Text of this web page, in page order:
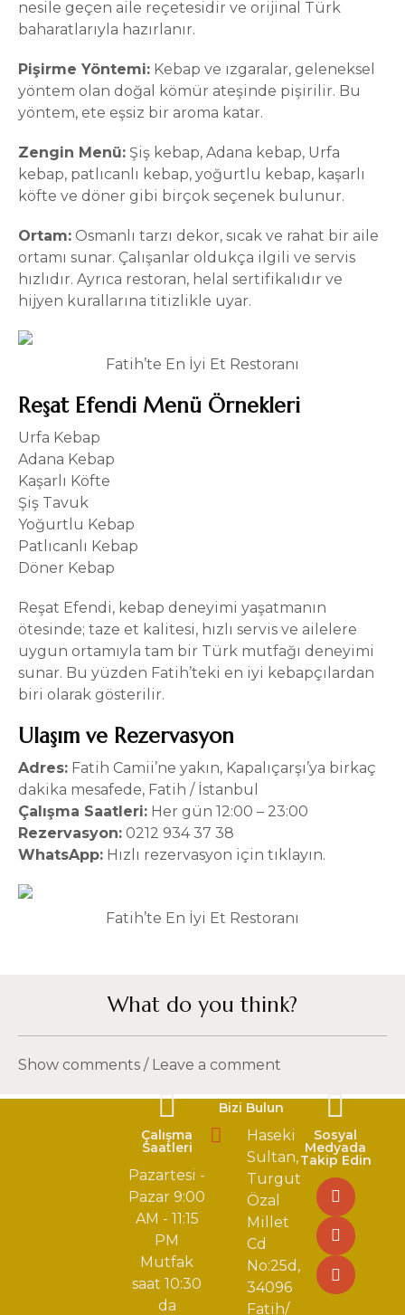
nesile geçen aile reçetesidir ve orijinal Türk
baharatlarıyla hazırlanır.
Pişirme Yöntemi: Kebap ve ızgaralar, geleneksel
yöntem olan doğal kömür ateşinde pişirilir. Bu
yöntem, ete eşsiz bir aroma katar.
Zengin Menü: Şiş kebap, Adana kebap, Urfa
kebap, patlıcanlı kebap, yoğurtlu kebap, kaşarlı
köfte ve döner gibi birçok seçenek bulunur.
Ortam: Osmanlı tarzı dekor, sıcak ve rahat bir aile
ortamı sunar. Çalışanlar oldukça ilgili ve servis
hızlıdır. Ayrıca restoran, helal sertifikalıdır ve
hijyen kurallarına titizlikle uyar.
Fatih’te En İyi Et Restoranı
Reşat Efendi Menü Örnekleri
Urfa Kebap
Adana Kebap
Kaşarlı Köfte
Şiş Tavuk
Yoğurtlu Kebap
Patlıcanlı Kebap
Döner Kebap
Reşat Efendi, kebap deneyimi yaşatmanın
ötesinde; taze et kalitesi, hızlı servis ve ailelere
uygun ortamıyla tam bir Türk mutfağı deneyimi
sunar. Bu yüzden Fatih’teki en iyi kebapçılardan
biri olarak gösterilir.
Ulaşım ve Rezervasyon
Adres: Fatih Camii’ne yakın, Kapalıçarşı’ya birkaç
dakika mesafede, Fatih / İstanbul
Çalışma Saatleri: Her gün 12:00 – 23:00
Rezervasyon: 0212 934 37 38
WhatsApp: Hızlı rezervasyon için tıklayın.
Fatih’te En İyi Et Restoranı
What do you think?
Show comments / Leave a comment
Çalışma
Saatleri
Pazartesi -
Pazar 9:00
AM - 11:15
PM
Mutfak
saat 10:30
da
Bizi Bulun
Haseki
Sultan,
Turgut
Özal
Millet
Cd
No:25d,
34096
Fatih/
Sosyal
Medyada
Takip Edin